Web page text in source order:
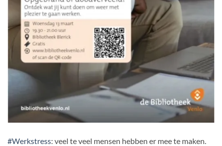
#Werkstress: veel te veel mensen hebben er mee te maken.